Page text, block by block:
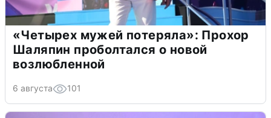
«Четырех мужей потеряла»: Прохор
Шаляпин проболтался о новой
возлюбленной
6 августа 101